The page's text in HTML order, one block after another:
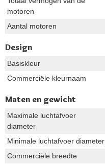
motoren
Aantal motoren
Design
Basiskleur
Commerciële kleurnaam
Maten en gewicht
Maximale luchtafvoer
diameter
Minimale luchtafvoer diameter
Commerciële breedte